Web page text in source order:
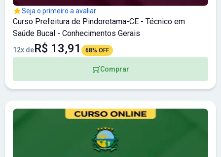
Seja o primeiro a avaliar
Curso Prefeitura de Pindoretama-CE - Técnico em
Saúde Bucal - Conhecimentos Gerais
12x deR$ 13,91 68% OFF
Comprar